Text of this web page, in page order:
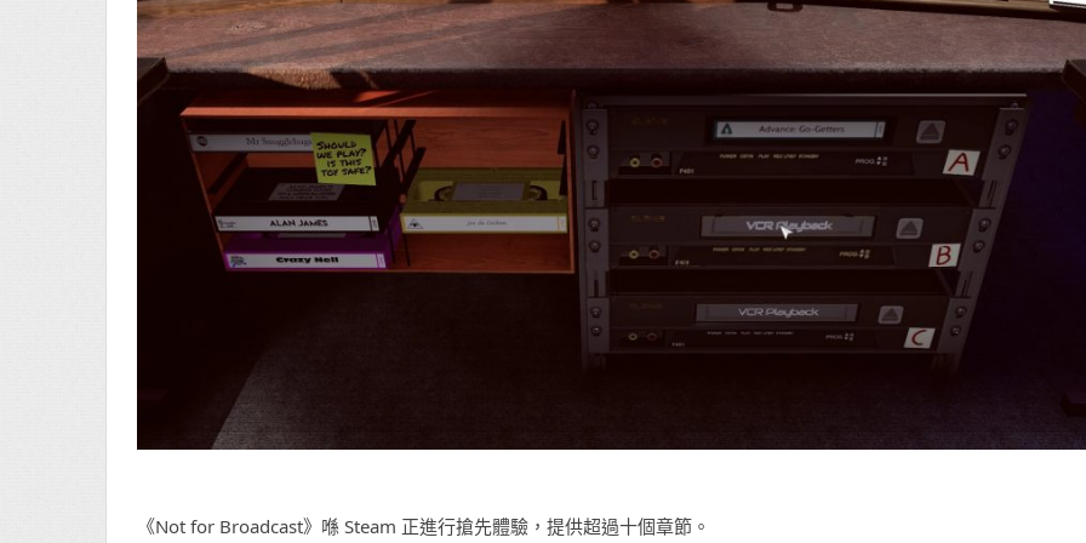
《Not for Broadcast》喺 Steam 正進行搶先體驗，提供超過十個章節。